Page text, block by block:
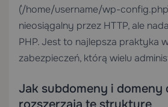
(`/home/username/wp-
nieosiągalny przez HTTP, ale
PHP. Jest to najlepsza praktyka
zabezpieczeń, którą wielu
Jak subdomeny i domeny